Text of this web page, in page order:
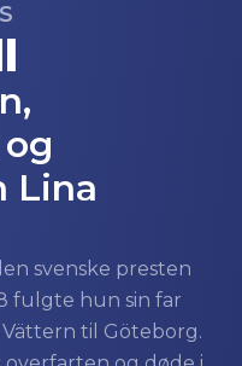
Lina
svenske presten
fulgte hun sin far
til Göteborg.